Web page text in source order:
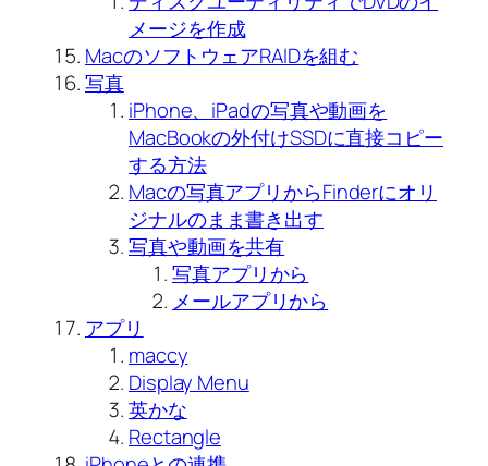
メージを作成
MacのソフトウェアRAIDを組む
写真
iPhone、iPadの写真や動画を
MacBookの外付けSSDに直接コピー
する方法
Macの写真アプリからFinderにオリ
ジナルのまま書き出す
写真や動画を共有
写真アプリから
メールアプリから
アプリ
maccy
Display Menu
英かな
Rectangle